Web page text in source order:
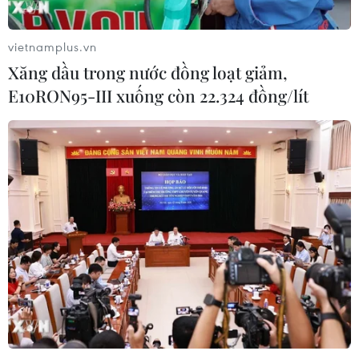
CƠ QUAN CHỦ QUẢN: THÔNG TẤN XÃ VIỆT NAM
Tổng Biên tập: TRẦN TIẾN DUẨN
Phó Tổng Biên tập: NGUYỄN THỊ TÁM, KHÚC THANH
THỦY
Sở hữu trí tuệ
Quy định sử dụng
RSS
Hỗ trợ
Ngôn ngữ
TTXVN
vietnamplus.vn
Xăng dầu trong nước đồng loạt giảm,
E10RON95-III xuống còn 22.324 đồng/lít